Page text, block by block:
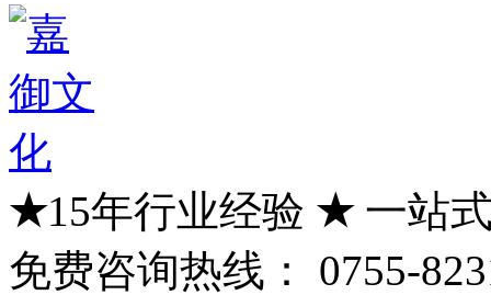
★15年行业经验 ★一站
免费咨询热线：
0755-